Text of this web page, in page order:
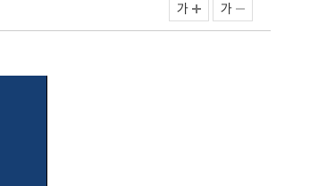
가 가